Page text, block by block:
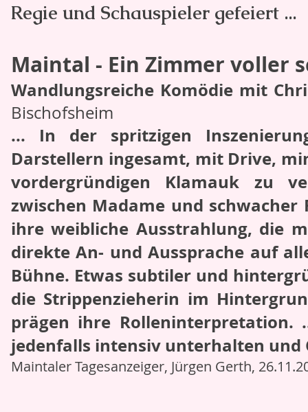
Regie und Schauspieler gefeiert ...
Maintal - Ein Zimmer voller
Wandlungsreiche Komödie mit
Bischofsheim
... In der spritzigen
Darstellern ingesamt, mit Drive,
vordergründigen Klamauk zu
zwischen Madame und
ihre weibliche Ausstrahlung, die
direkte An- und Aussprache auf
Bühne. Etwas subtiler und
die Strippenzieherin im
prägen ihre Rolleninterpretation.
jedenfalls intensiv unterhalten und
Maintaler Tagesanzeiger, Jürgen Gerth,